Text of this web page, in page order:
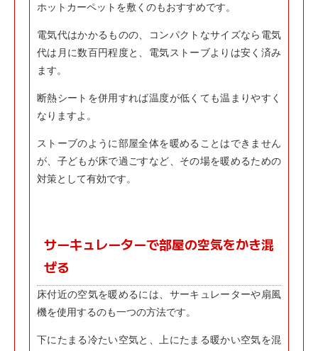
ホットカーペットを敷くのもおすすめです。
電気代はかかるものの、コンパクトなサイズなら電気
代は月に数百円程度と、電気ストーブよりは安く済み
ます。
断熱シートを併用すれば温度が低くても温まりやすく
なりますよ。
ストーブのように部屋全体を暖めることはできません
が、子どもが床で過ごすなど、その場を暖めるための
対策として有効です。
サーキュレーターで部屋の空気をかき混
ぜる
床付近の空気を暖めるには、サーキュレーターや扇風
機を使用するのも一つの方法です。
下にたまる冷たい空気と、上にたまる暖かい空気を混